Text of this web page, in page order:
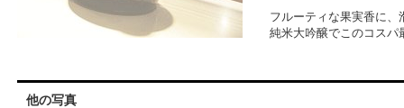
フルーティな果実香に
純米大吟醸でこのコスパ
他の写真